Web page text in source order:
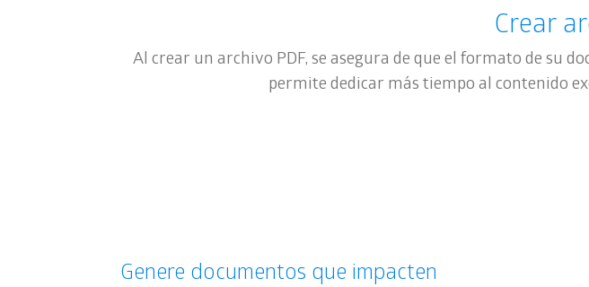
Crear
Al crear un archivo PDF, se asegura de que el formato de su
permite dedicar más tiempo al contenido
Genere documentos que impacten